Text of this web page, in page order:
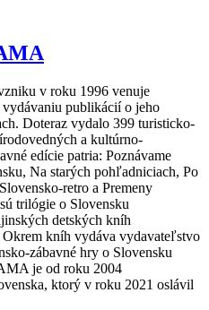
v roku 1996 venuje
publikácií o jeho
Doteraz vydalo 399 turisticko-
a kultúrno-
edície patria: Poznávame
Na starých pohľadniciach, Po
retro a Premeny
trilógie o Slovensku
detských kníh
kníh vydáva vydavateľstvo
zábavné hry o Slovensku
je od roku 2004
ktorý v roku 2021 oslávil